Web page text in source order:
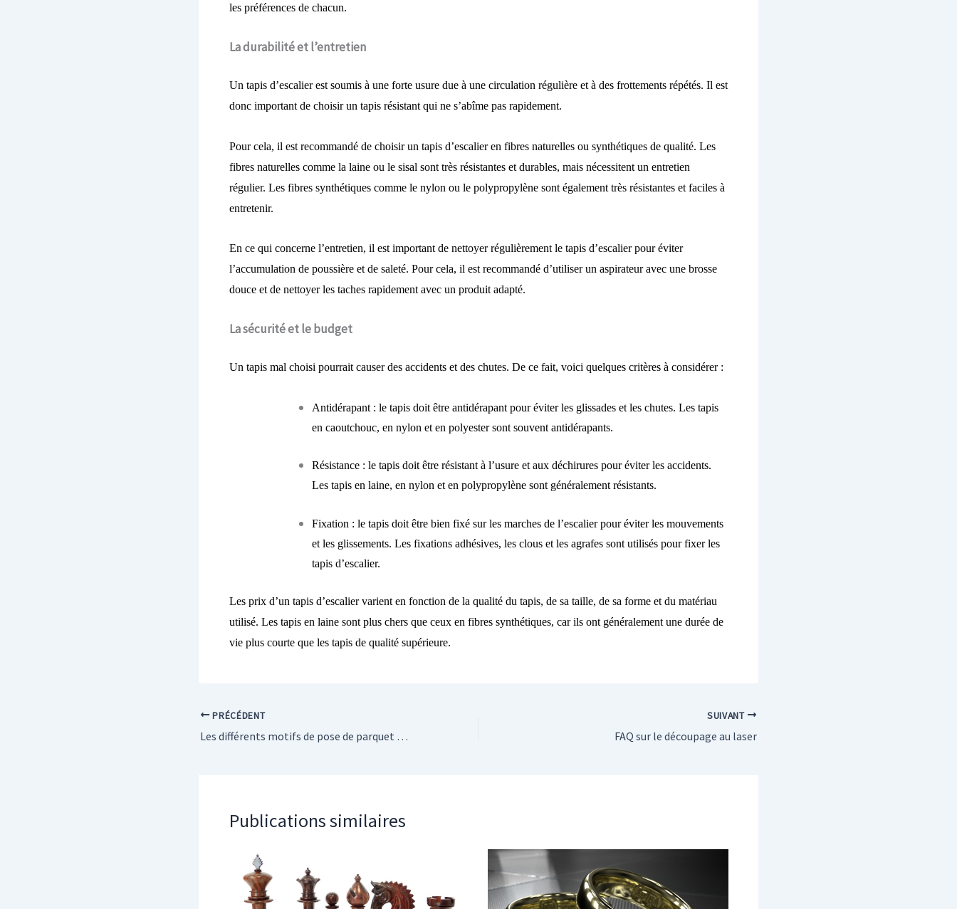
les préférences de chacun.
La durabilité et l’entretien
Un tapis d’escalier est soumis à une forte usure due à une circulation régulière et à des frottements répétés. Il est
donc important de choisir un tapis résistant qui ne s’abîme pas rapidement.
Pour cela, il est recommandé de choisir un tapis d’escalier en fibres naturelles ou synthétiques de qualité. Les
fibres naturelles comme la laine ou le sisal sont très résistantes et durables, mais nécessitent un entretien
régulier. Les fibres synthétiques comme le nylon ou le polypropylène sont également très résistantes et faciles à
entretenir.
En ce qui concerne l’entretien, il est important de nettoyer régulièrement le tapis d’escalier pour éviter
l’accumulation de poussière et de saleté. Pour cela, il est recommandé d’utiliser un aspirateur avec une brosse
douce et de nettoyer les taches rapidement avec un produit adapté.
La sécurité et le budget
Un tapis mal choisi pourrait causer des accidents et des chutes. De ce fait, voici quelques critères à considérer :
Antidérapant : le tapis doit être antidérapant pour éviter les glissades et les chutes. Les tapis
en caoutchouc, en nylon et en polyester sont souvent antidérapants.
Résistance : le tapis doit être résistant à l’usure et aux déchirures pour éviter les accidents.
Les tapis en laine, en nylon et en polypropylène sont généralement résistants.
Fixation : le tapis doit être bien fixé sur les marches de l’escalier pour éviter les mouvements
et les glissements. Les fixations adhésives, les clous et les agrafes sont utilisés pour fixer les
tapis d’escalier.
Les prix d’un tapis d’escalier varient en fonction de la qualité du tapis, de sa taille, de sa forme et du matériau
utilisé. Les tapis en laine sont plus chers que ceux en fibres synthétiques, car ils ont généralement une durée de
vie plus courte que les tapis de qualité supérieure.
PRÉCÉDENT
Les différents motifs de pose de parquet : point de Hongrie, à l’anglaise, zigzag ou autre
SUIVANT
FAQ sur le découpage au laser
Publications similaires